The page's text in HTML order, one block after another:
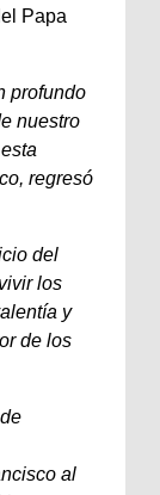
Papa
profundo
nuestro
regresó
del
los
y
de los
al